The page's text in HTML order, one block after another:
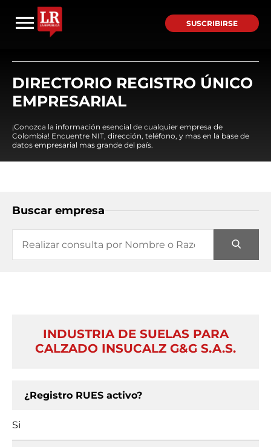
SUSCRIBIRSE
DIRECTORIO REGISTRO ÚNICO
EMPRESARIAL
¡Conozca la información esencial de cualquier empresa de
Colombia! Encuentre NIT, dirección, teléfono, y mas en la base de
datos empresarial mas grande del país.
Buscar empresa
INDUSTRIA DE SUELAS PARA
CALZADO INSUCALZ G&G S.A.S.
¿Registro RUES activo?
Si